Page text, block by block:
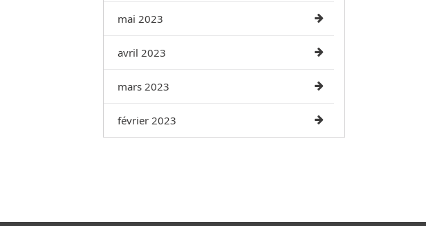
mai 2023
avril 2023
mars 2023
février 2023